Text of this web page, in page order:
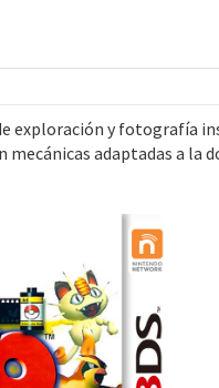
exploración y fotografía
adaptadas a la